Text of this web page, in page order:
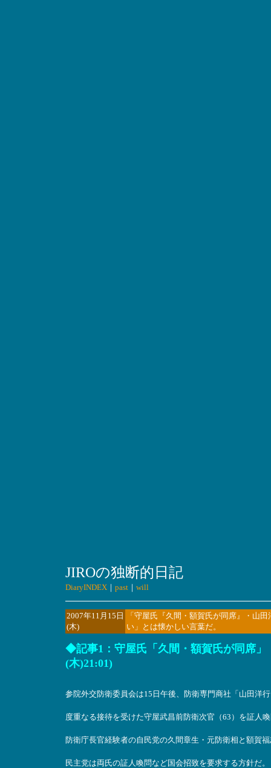
JIROの独断的日記
DiaryINDEX｜ past｜ will
2007年11月15日
(木)
「守屋氏『久間・額賀氏が同席』・山
い」とは懐かしい言葉だ。
◆記事1：守屋氏「久間・額賀氏が同席」
(木)21:01)
参院外交防衛委員会は15日午後、防衛専門商社「山田洋
度重なる接待を受けた守屋武昌前防衛次官（63）を証人
防衛庁長官経験者の自民党の久間章生・元防衛相と額賀
民主党は両氏の証人喚問など国会招致を要求する方針だ。